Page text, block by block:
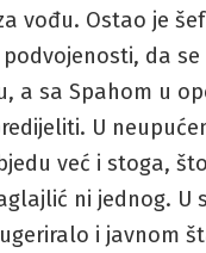
vođu. Ostao je
da
a sa Spahom u
U
već i stoga,
ni jednog. U
i javnom